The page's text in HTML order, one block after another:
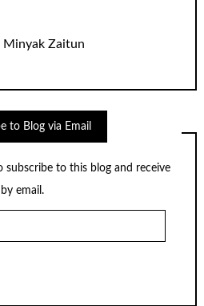
Minyak Zaitun
to Blog via Email
subscribe to this blog and receive
email.